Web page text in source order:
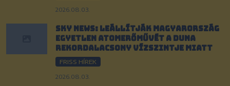
2026.08.03.
Sky News: Leállítják Magyarország
egyetlen atomerőművét a Duna
rekordalacsony vízszintje miatt
FRISS HÍREK
2026.08.03.